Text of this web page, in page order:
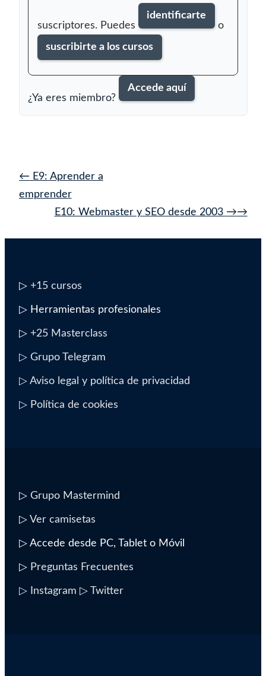
suscriptores. Puedes
identificarte
o
suscribirte a los cursos
¿Ya eres miembro?
Accede aquí
Navegación
de
← E9: Aprender a
emprender
E10: Webmaster y SEO desde 2003
→
▷ +15 cursos
▷ Herramientas profesionales
▷ +25 Masterclass
▷ Grupo Telegram
▷ Aviso legal y política de privacidad
▷ Política de cookies
▷ Grupo Mastermind
▷ Ver camisetas
▷ Accede desde PC, Tablet o Móvil
▷ Preguntas Frecuentes
▷ Instagram ▷ Twitter